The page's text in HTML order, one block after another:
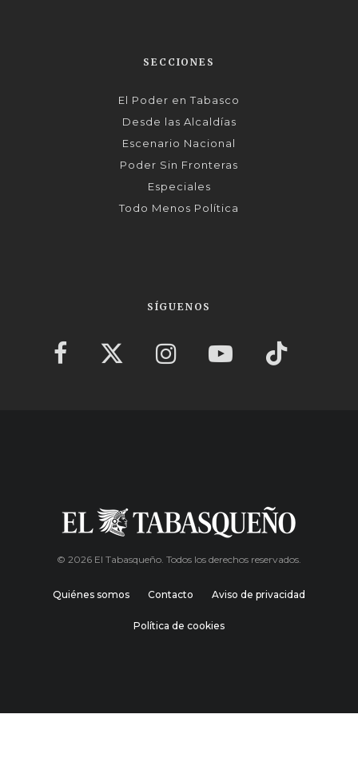
SECCIONES
El Poder en Tabasco
Desde las Alcaldías
Escenario Nacional
Poder Sin Fronteras
Especiales
Todo Menos Política
SÍGUENOS
© 2026 El Tabasqueño. Todos los derechos reservados.
Quiénes somos Contacto Aviso de privacidad
Política de cookies